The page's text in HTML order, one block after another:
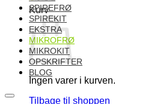
Kurv
Ingen varer i kurven.
Tilbage til shoppen
SPIREFRØ
SPIREKIT
EKSTRA
MIKROFRØ
MIKROKIT
OPSKRIFTER
BLOG